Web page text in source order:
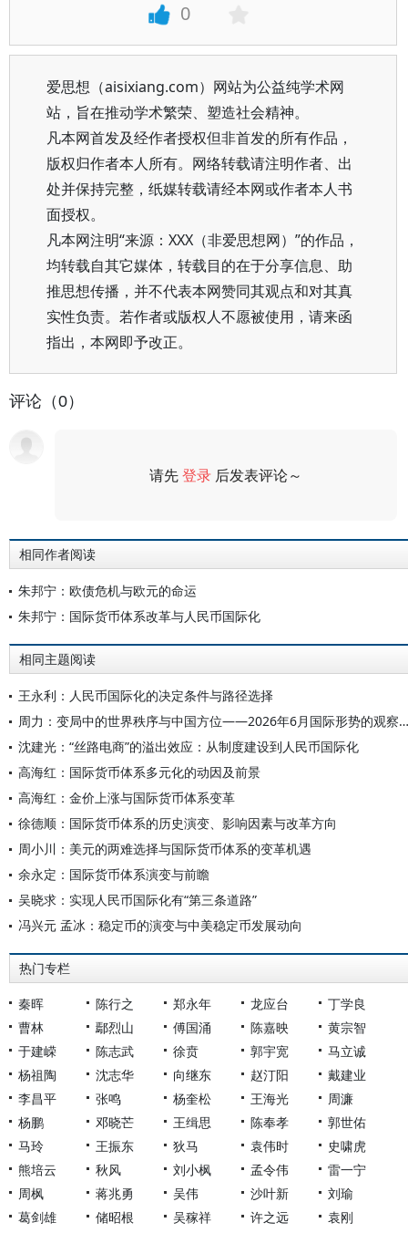
0
爱思想（aisixiang.com）网站为公益纯学术网
站，旨在推动学术繁荣、塑造社会精神。
凡本网首发及经作者授权但非首发的所有作品，
版权归作者本人所有。网络转载请注明作者、出
处并保持完整，纸媒转载请经本网或作者本人书
面授权。
凡本网注明“来源：XXX（非爱思想网）”的作品，
均转载自其它媒体，转载目的在于分享信息、助
推思想传播，并不代表本网赞同其观点和对其真
实性负责。若作者或版权人不愿被使用，请来函
指出，本网即予改正。
评论（0）
请先登录 后发表评论～
相同作者阅读
朱邦宁：欧债危机与欧元的命运
朱邦宁：国际货币体系改革与人民币国际化
相同主题阅读
王永利：人民币国际化的决定条件与路径选择
周力：变局中的世界秩序与中国方位——2026年6月国际形势的观察与思考
沈建光：“丝路电商”的溢出效应：从制度建设到人民币国际化
高海红：国际货币体系多元化的动因及前景
高海红：金价上涨与国际货币体系变革
徐德顺：国际货币体系的历史演变、影响因素与改革方向
周小川：美元的两难选择与国际货币体系的变革机遇
余永定：国际货币体系演变与前瞻
吴晓求：实现人民币国际化有“第三条道路”
冯兴元 孟冰：稳定币的演变与中美稳定币发展动向
热门专栏
秦晖 陈行之 郑永年 龙应台
丁学良
曹林
鄢烈山 傅国涌 陈嘉映
黄宗智
于建嵘
陈志武 徐贲 郭宇宽
马立诚
杨祖陶
沈志华 向继东 赵汀阳
戴建业
李昌平
张鸣 杨奎松 王海光
周濂
杨鹏
邓晓芒 王缉思 陈奉孝
郭世佑
马玲
王振东 狄马 袁伟时
史啸虎
熊培云
秋风 刘小枫 孟令伟
雷一宁
周枫
蒋兆勇 吴伟 沙叶新
刘瑜
葛剑雄
储昭根 吴稼祥 许之远
袁刚